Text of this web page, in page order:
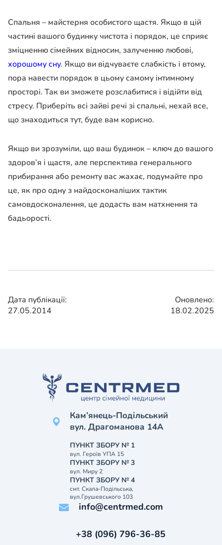
Спальня – майстерня особистого щастя. Якщо в цій
частині вашого будинку чистота і порядок, це сприяє
зміцненню сімейних відносин, залученню любові,
хорошому сну. Якщо ви відчуваєте слабкість і втому,
пора навести порядок в цьому самому інтимному
просторі. Так ви зможете розслабитися і відійти від
стресу. Приберіть всі зайві речі зі спальні, нехай все,
що знаходиться тут, буде вам корисно.
Якщо ви зрозуміли, що ваш будинок – ключ до вашого
здоров’я і щастя, але перспектива генерального
прибирання або ремонту вас жахає, подумайте про
це, як про одну з найдосконаліших тактик
самовдосконалення, це додасть вам натхнення та
бадьорості.
Дата публікації:
27.05.2014
Оновлено:
18.02.2025
Кам’янець-Подільський
вул. Драгоманова 14А
ПУНКТ ЗБОРУ № 1
вул. Героїв УПА 15
ПУНКТ ЗБОРУ № 3
вул. Миру 2
ПУНКТ ЗБОРУ № 4
смт. Скала-Подільська,
вул.Грушевського 103
info@centrmed.com
+38 (096) 796-36-85